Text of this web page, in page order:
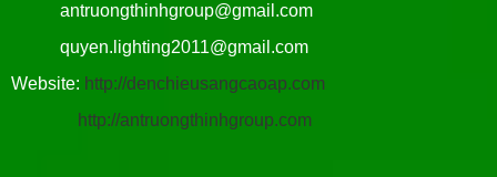
antruongthinhgroup@gmail.com
quyen.lighting2011@gmail.com
Website: http://denchieusangcaoap.com
http://antruongthinhgroup.com